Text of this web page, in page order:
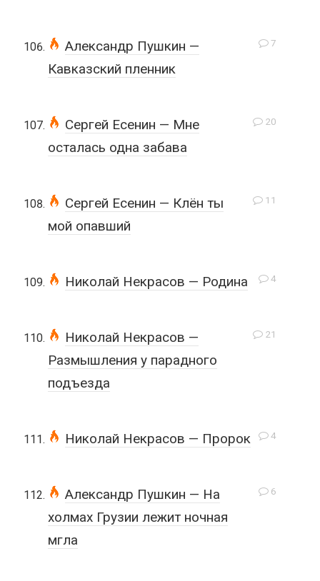
7
Александр Пушкин —
Кавказский пленник
20
Сергей Есенин — Мне
осталась одна забава
11
Сергей Есенин — Клён ты
мой опавший
4
Николай Некрасов — Родина
21
Николай Некрасов —
Размышления у парадного
подъезда
4
Николай Некрасов — Пророк
6
Александр Пушкин — На
холмах Грузии лежит ночная
мгла